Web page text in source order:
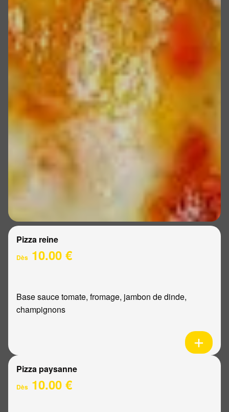
Pizza reine
Dès 10.00 €
Base sauce tomate, fromage, jambon de dinde,
champignons
Pizza paysanne
Dès 10.00 €